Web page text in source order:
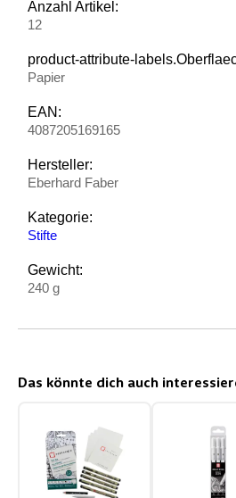
Anzahl Artikel:
12
product-attribute-
Papier
EAN:
4087205169165
Hersteller:
Eberhard Faber
Kategorie:
Stifte
Gewicht:
240 g
Das könnte dich auch